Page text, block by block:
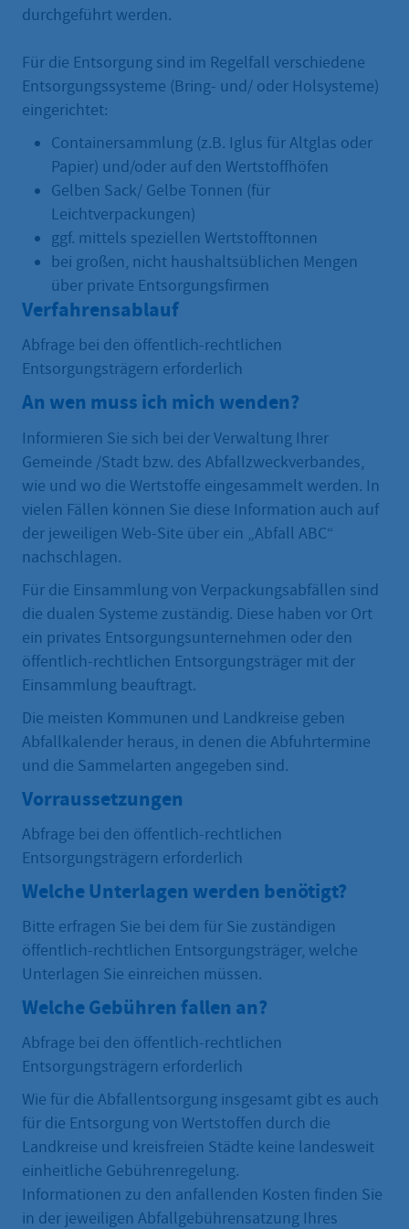
durchgeführt werden.
Für die Entsorgung sind im Regelfall verschiedene
Entsorgungssysteme (Bring- und/ oder Holsysteme)
eingerichtet:
Containersammlung (z.B. Iglus für Altglas oder
Papier) und/oder auf den Wertstoffhöfen
Gelben Sack/ Gelbe Tonnen (für
Leichtverpackungen)
ggf. mittels speziellen Wertstofftonnen
bei großen, nicht haushaltsüblichen Mengen
über private Entsorgungsfirmen
Verfahrensablauf
Abfrage bei den öffentlich-rechtlichen
Entsorgungsträgern erforderlich
An wen muss ich mich wenden?
Informieren Sie sich bei der Verwaltung Ihrer
Gemeinde /Stadt bzw. des Abfallzweckverbandes,
wie und wo die Wertstoffe eingesammelt werden. In
vielen Fällen können Sie diese Information auch auf
der jeweiligen Web-Site über ein „Abfall ABC“
nachschlagen.
Für die Einsammlung von Verpackungsabfällen sind
die dualen Systeme zuständig. Diese haben vor Ort
ein privates Entsorgungsunternehmen oder den
öffentlich-rechtlichen Entsorgungsträger mit der
Einsammlung beauftragt.
Die meisten Kommunen und Landkreise geben
Abfallkalender heraus, in denen die Abfuhrtermine
und die Sammelarten angegeben sind.
Vorraussetzungen
Abfrage bei den öffentlich-rechtlichen
Entsorgungsträgern erforderlich
Welche Unterlagen werden benötigt?
Bitte erfragen Sie bei dem für Sie zuständigen
öffentlich-rechtlichen Entsorgungsträger, welche
Unterlagen Sie einreichen müssen.
Welche Gebühren fallen an?
Abfrage bei den öffentlich-rechtlichen
Entsorgungsträgern erforderlich
Wie für die Abfallentsorgung insgesamt gibt es auch
für die Entsorgung von Wertstoffen durch die
Landkreise und kreisfreien Städte keine landesweit
einheitliche Gebührenregelung.
Informationen zu den anfallenden Kosten finden Sie
in der jeweiligen Abfallgebührensatzung Ihres